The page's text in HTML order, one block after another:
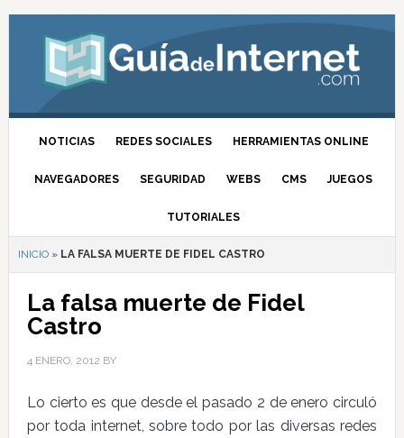
NOTICIAS REDES SOCIALES HERRAMIENTAS ONLINE
NAVEGADORES SEGURIDAD WEBS CMS JUEGOS
TUTORIALES
INICIO» LA FALSA MUERTE DE FIDEL CASTRO
La falsa muerte de Fidel
Castro
4 ENERO, 2012 BY
Lo cierto es que desde el pasado 2 de enero circuló
por toda internet, sobre todo por las diversas redes